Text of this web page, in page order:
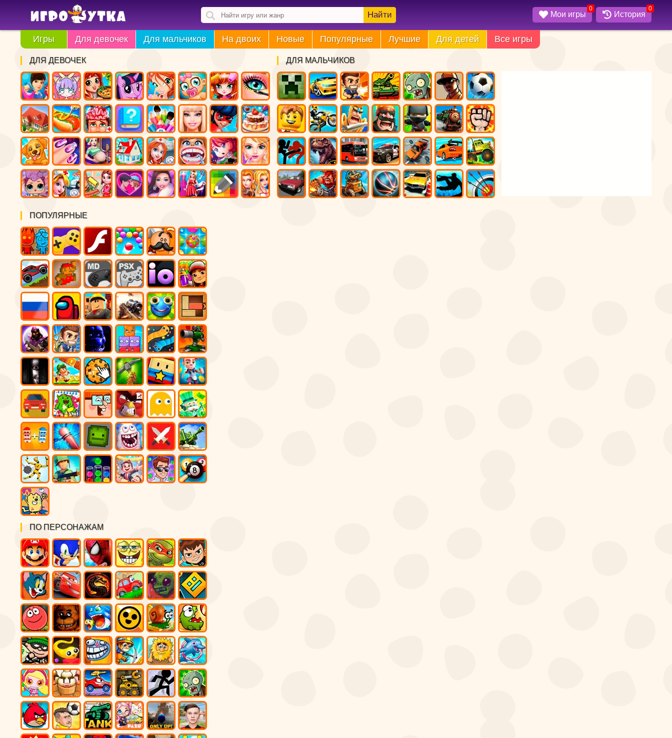
Найти Мои игры
0
История
0
Игры Для девочек Для мальчиков На двоих Новые Популярные Лучшие Для детей Все игры
ДЛЯ МАЛЬЧИКОВ
ДЛЯ ДЕВОЧЕК
ПОПУЛЯРНЫЕ
ПО ПЕРСОНАЖАМ